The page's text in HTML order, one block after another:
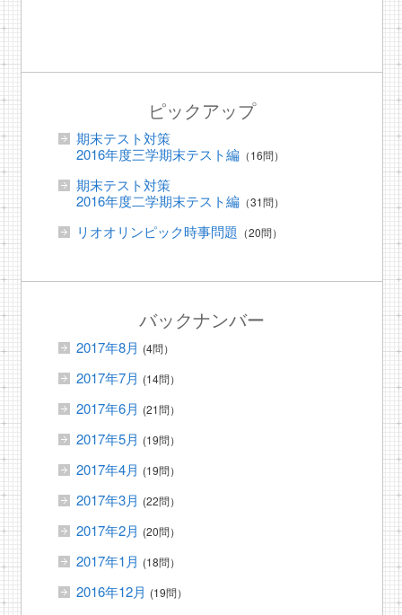
ピックアップ
期末テスト対策
2016年度三学期末テスト編（16問）
期末テスト対策
2016年度二学期末テスト編（31問）
リオオリンピック時事問題 （20問）
バックナンバー
2017年8月 (4問）
2017年7月 (14問）
2017年6月 (21問）
2017年5月 (19問）
2017年4月 (19問）
2017年3月 (22問）
2017年2月 (20問）
2017年1月 (18問）
2016年12月 (19問）